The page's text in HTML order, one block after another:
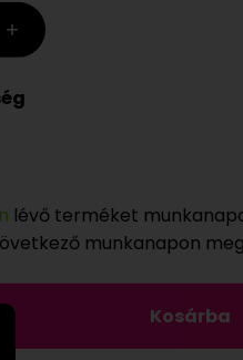
lévő terméket
munkanapon
Kosárba